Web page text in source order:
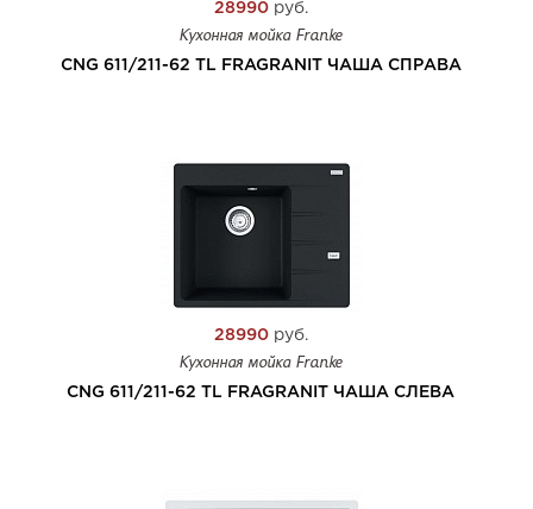
28990руб.
Кухонная мойка Franke
CNG 611/211-62 TL FRAGRANIT ЧАША СПРАВА
28990руб.
Кухонная мойка Franke
CNG 611/211-62 TL FRAGRANIT ЧАША СЛЕВА